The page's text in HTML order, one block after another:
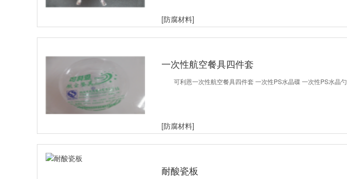
[防腐材料]
一次性航空餐具四件套
可利恩一次性航空餐具四件套 一次性PS水晶碟 一次性PS水晶勺
[防腐材料]
耐酸瓷板